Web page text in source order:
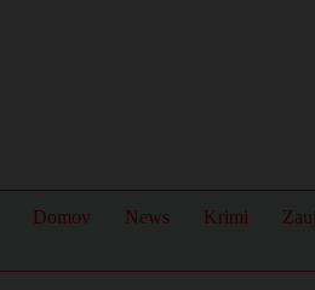
Domov News Krimi